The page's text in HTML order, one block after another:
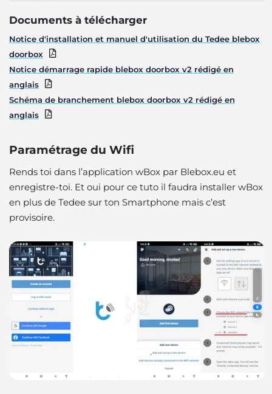
Documents à télécharger
Notice d'installation et manuel d'utilisation du Tedee blebox
doorbox
Notice démarrage rapide blebox doorbox v2 rédigé en
anglais
Schéma de branchement blebox doorbox v2 rédigé en
anglais
Paramétrage du Wifi
Rends toi dans l’application wBox par Blebox.eu et
enregistre-toi. Et oui pour ce tuto il faudra installer wBox
en plus de Tedee sur ton Smartphone mais c’est
provisoire.